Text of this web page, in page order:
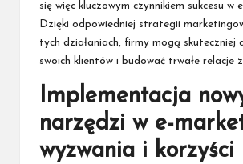
się więc kluczowym czynnikiem sukcesu w
Dzięki odpowiedniej strategii
tych działaniach, firmy mogą skuteczniej
swoich klientów i budować trwałe relacje
Implementacja
narzędzi w e-
wyzwania i korzyści